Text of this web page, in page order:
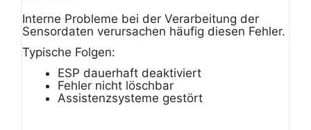
Interne Probleme bei der Verarbeitung der
Sensordaten verursachen häufig diesen Fehler.
Typische Folgen:
ESP dauerhaft deaktiviert
Fehler nicht löschbar
Assistenzsysteme gestört